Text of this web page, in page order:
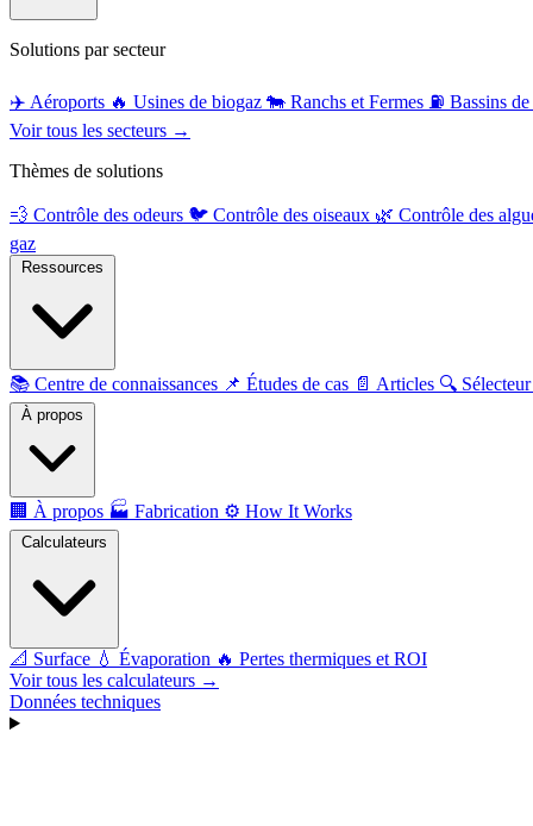
Solutions par secteur
✈️ Aéroports 🔥 Usines de biogaz 🐄 Ranchs et Fermes ⛽ Bassins
Voir tous les secteurs →
Thèmes de solutions
💨 Contrôle des odeurs 🐦 Contrôle des oiseaux 🌿 Contrôle des
gaz
📚 Centre de connaissances 📌 Études de cas 📄 Articles 🔍
🏢 À propos 🏭 Fabrication ⚙️ How It Works
📐 Surface 💧 Évaporation 🔥 Pertes thermiques et ROI
Voir tous les calculateurs →
Données techniques